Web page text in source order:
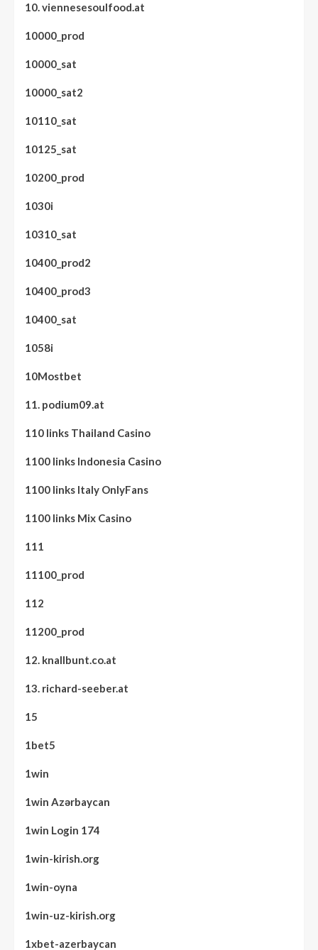
10. viennesesoulfood.at
10000_prod
10000_sat
10000_sat2
10110_sat
10125_sat
10200_prod
1030i
10310_sat
10400_prod2
10400_prod3
10400_sat
1058i
10Mostbet
11. podium09.at
110 links Thailand Casino
1100 links Indonesia Casino
1100 links Italy OnlyFans
1100 links Mix Casino
111
11100_prod
112
11200_prod
12. knallbunt.co.at
13. richard-seeber.at
15
1bet5
1win
1win Azərbaycan
1win Login 174
1win-kirish.org
1win-oyna
1win-uz-kirish.org
1xbet-azerbaycan